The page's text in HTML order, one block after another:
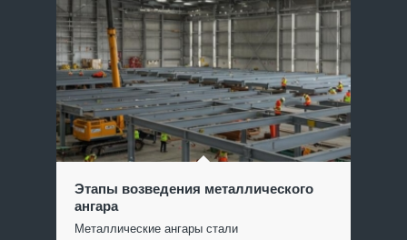
Этапы возведения металлического
ангара
Металлические ангары стали